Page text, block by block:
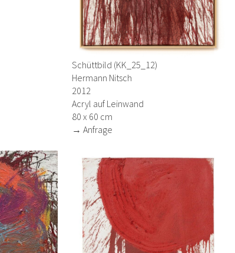
Schüttbild (KK_25_12)
Hermann Nitsch
2012
Acryl auf Leinwand
80 x 60 cm
→ Anfrage